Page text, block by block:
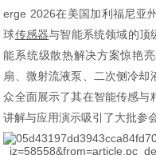
erge 2026在美国加利福尼亚
球传感器与智能系统领域的顶
能系统级散热解决方案惊艳
扇、微射流液泵、二次侧冷
众全面展示了其在智能传感与
讲解与应用演示吸引了大批参